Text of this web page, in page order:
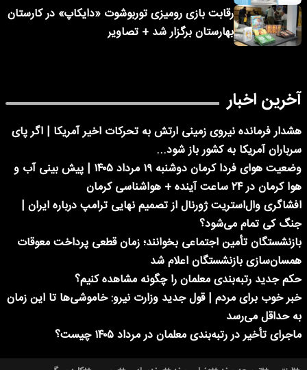
رقابت بازی رومیزی توربوشوت «دایکاپ» در کارستان
بهارستان برگزار شد + تصاویر
آخرین اخبار
هشدار فرمانده نیروی زمینی ارتش به تحرکات اخیر آمریکا | اگر پای
سرباران آمریکا به کشور باز شود...
وضعیت هوای فردا کرمان دوشنبه ۱۹ مرداد ۱۴۰۵ | پیش بینی آب و
هوا کرمان در ۲۴ ساعت آینده + هواشناسی کرمان
افشاگری وال‌استریت ژورنال از تصمیم نهایی ترامپ درباره ایران |
جنگ کی تمام می‌شود؟
بازنشستگان تأمین اجتماعی بخوانند؛ زمان قطعی پرداخت معوقات
همسان‌سازی بازنشستگان اعلام شد
حکم جدید رتبه‌بندی معلمان را چگونه مشاهده کنیم؟
خبر خوب برای مردم | قول جدید وزارت نیرو: خاموشی‌ها تا این زمان
به حداقل می‌رسد
ماجرای تأخیر در رتبه‌بندی معلمان در مرداد ۱۴۰۵ چیست؟